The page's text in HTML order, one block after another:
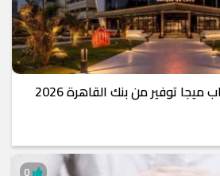
توفير من بنك القاهرة 2026